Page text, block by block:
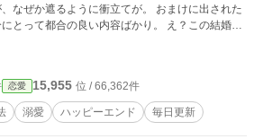
、なぜか遮るように衝立てが。 おまけに出された
て都合の良い内容ばかり。 え？この結婚、
？
恋愛 15,955 位 / 66,362件
溺愛 ハッピーエンド 毎日更新